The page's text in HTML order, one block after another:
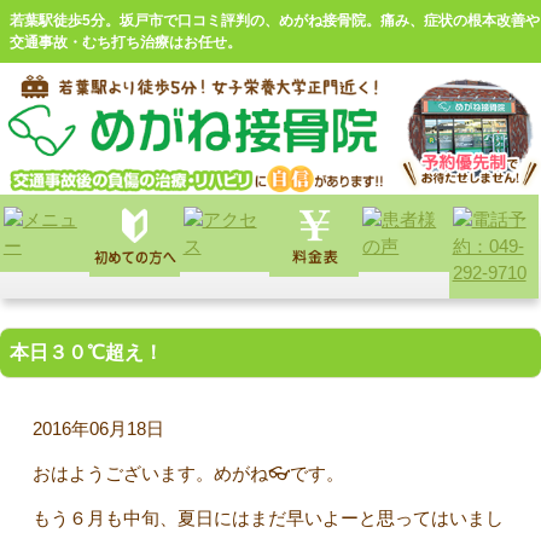
若葉駅徒歩5分。坂戸市で口コミ評判の、めがね接骨院。痛み、症状の根本改善や
交通事故・むち打ち治療はお任せ。
本日３０℃超え！
2016年06月18日
おはようございます。めがね👓です。
もう６月も中旬、夏日にはまだ早いよーと思ってはいまし